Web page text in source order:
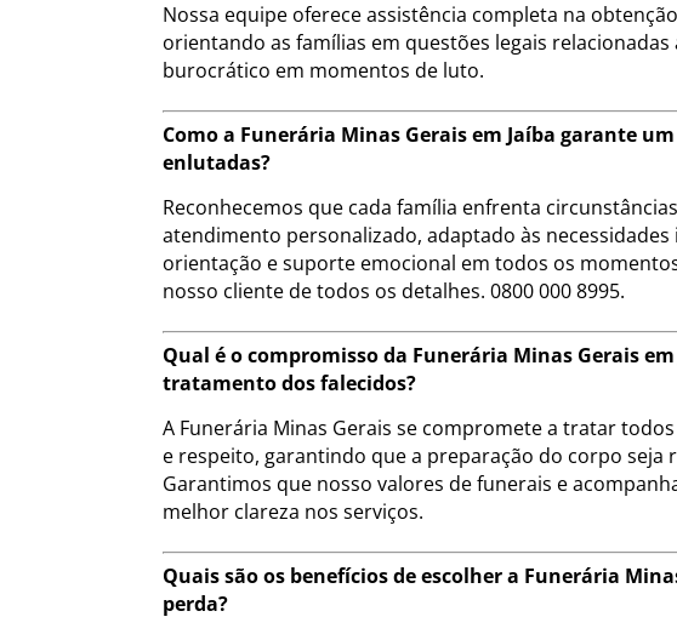
Nossa equipe oferece assistência completa na
orientando as famílias em questões legais
burocrático em momentos de luto.
Como a Funerária Minas Gerais em Jaíba garante
enlutadas?
Reconhecemos que cada família enfrenta
atendimento personalizado, adaptado às
orientação e suporte emocional em todos os
nosso cliente de todos os detalhes. 0800 000 8995.
Qual é o compromisso da Funerária Minas Gerais
tratamento dos falecidos?
A Funerária Minas Gerais se compromete a tratar
e respeito, garantindo que a preparação do corpo seja
Garantimos que nosso valores de funerais e
melhor clareza nos serviços.
Quais são os benefícios de escolher a Funerária
perda?